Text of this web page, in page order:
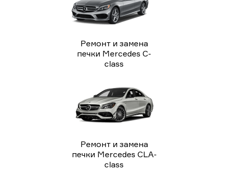
Ремонт и замена
печки Mercedes C-
class
Ремонт и замена
печки Mercedes CLA-
class